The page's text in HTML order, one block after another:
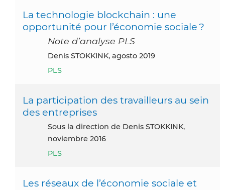
La technologie blockchain : une
opportunité pour l’économie sociale ?
Note d’analyse PLS
Denis STOKKINK, agosto 2019
PLS
La participation des travailleurs au sein
des entreprises
Sous la direction de Denis STOKKINK,
noviembre 2016
PLS
Les réseaux de l’économie sociale et